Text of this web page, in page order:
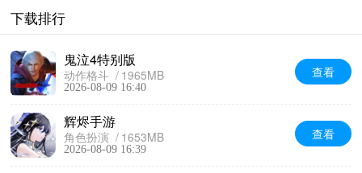
下载排行
鬼泣4特别版
动作格斗 1965MB
2026-08-09 16:40
查看
辉烬手游
角色扮演 1653MB
2026-08-09 16:39
查看